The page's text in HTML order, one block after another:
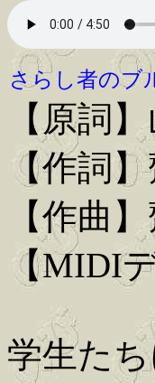
さらし者のブ
【原詞
【作詞
【作曲
【MIDI
学生た